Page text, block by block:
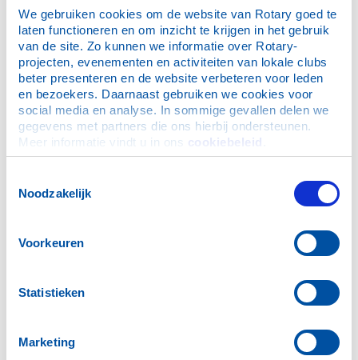
We gebruiken cookies om de website van Rotary goed te
laten functioneren en om inzicht te krijgen in het gebruik
van de site. Zo kunnen we informatie over Rotary-
projecten, evenementen en activiteiten van lokale clubs
beter presenteren en de website verbeteren voor leden
en bezoekers. Daarnaast gebruiken we cookies voor
social media en analyse. In sommige gevallen delen we
gegevens met partners die ons hierbij ondersteunen.
Meer informatie vindt u in ons cookiebeleid
Noodzakelijk
Voorkeuren
Statistieken
Marketing
Ben je geïntesseerd: mail je interesse naar onze
secretaris via het contactformulier.
Over ons
Wat we doen
Onze leden
Stichting Dienstverlening Rotary Club Weert